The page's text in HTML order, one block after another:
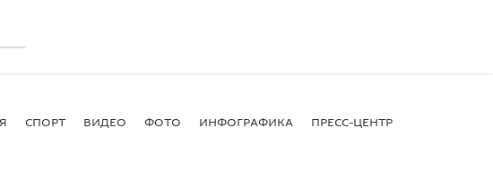
СПОРТ ВИДЕО ФОТО ИНФОГРАФИКА ПРЕСС-ЦЕНТР